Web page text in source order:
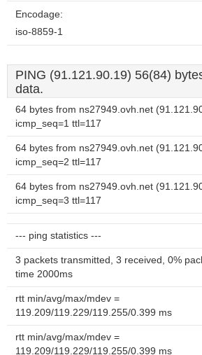
Encodage:
iso-8859-1
PING (91.121.90.19) 56(84)
data.
64 bytes from ns27949.ovh.net
icmp_seq=1 ttl=117
64 bytes from ns27949.ovh.net
icmp_seq=2 ttl=117
64 bytes from ns27949.ovh.net
icmp_seq=3 ttl=117
--- ping statistics ---
3 packets transmitted, 3 received, 0%
time 2000ms
rtt min/avg/max/mdev =
119.209/119.229/119.255/0.399 ms
rtt min/avg/max/mdev =
119.209/119.229/119.255/0.399 ms